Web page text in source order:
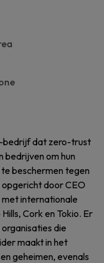
bedrijf dat zero-trust
bedrijven om hun
beschermen tegen
opgericht door CEO
met internationale
Cork en Tokio. Er
die
maakt in het
geheimen, evenals